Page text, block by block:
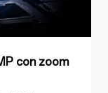
con zoom